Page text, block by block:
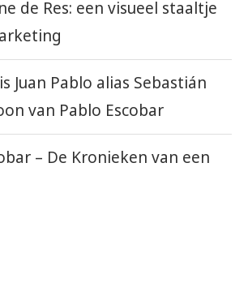
de Res: een visueel staaltje
Juan Pablo alias Sebastián
van Pablo Escobar
– De Kronieken van een